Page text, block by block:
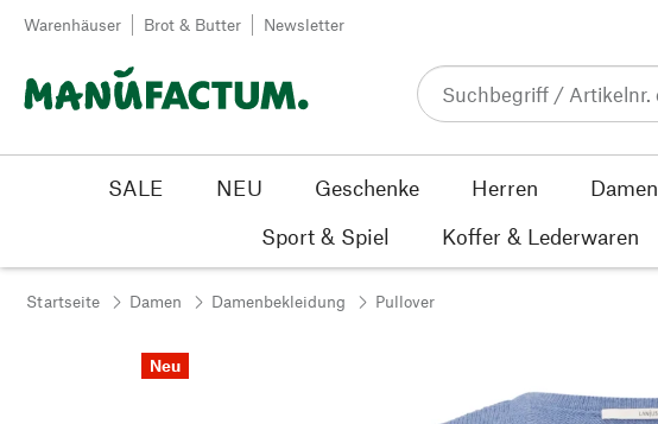
Zum Inhalt springen
Warenhäuser Brot & Butter Newsletter
SALE NEU Geschenke Herren Damen
Sport & Spiel
Koffer & Lederwaren
Startseite Damen Damenbekleidung Pullover
Neu